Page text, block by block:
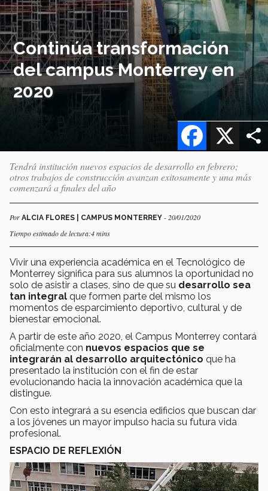
Continúa transformación
del campus Monterrey en
2020
X
Facebook
Tendrá institución nuevos espacios de desarrollo en febrero;
otros trabajos de construcción avanzan exitosamente y una más
comenzará a finales del año
Por ALCIA FLORES | CAMPUS MONTERREY - 20/01/2020
Tiempo estimado de lectura:4 mins
Vivir una experiencia académica en el Tecnológico de
Monterrey significa para sus alumnos la oportunidad no
solo de asistir a clases, sino de que su desarrollo sea
tan integral que formen parte del mismo los
momentos de esparcimiento deportivo, cultural y de
bienestar emocional.
A partir de este año 2020, el Campus Monterrey contará
oficialmente con nuevos espacios que se
integrarán al desarrollo arquitectónico que ha
presentado la institución con el fin de estar
evolucionando hacia la innovación académica que la
distingue.
Con esto integrará a su esencia edificios que buscan dar
a los jóvenes un mayor impulso hacia su futura vida
profesional.
ESPACIO DE REFLEXIÓN